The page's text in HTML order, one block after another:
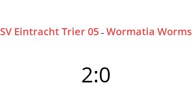
SV Eintracht Trier 05 – Wormatia Worms
2:0